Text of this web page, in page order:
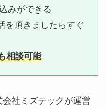
みができる
を頂きましたらすぐ
相談可能
社ミズテックが運営